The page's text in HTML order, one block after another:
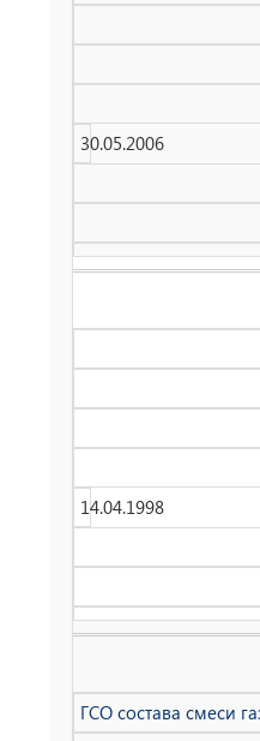
30.05.2006
14.04.1998
ГСО состава смеси